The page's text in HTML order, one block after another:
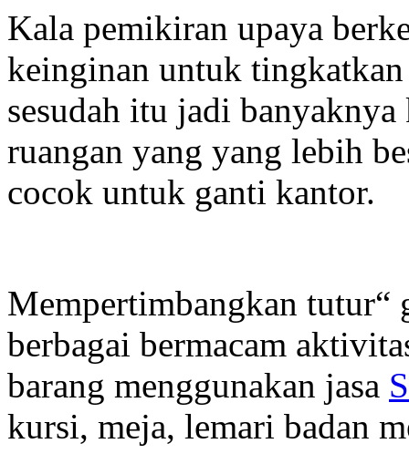
Kala pemikiran upaya
keinginan untuk
sesudah itu jadi
ruangan yang yang lebih
cocok untuk ganti kantor.
Mempertimbangkan tutur“
berbagai bermacam
barang menggunakan jasa
kursi, meja, lemari badan